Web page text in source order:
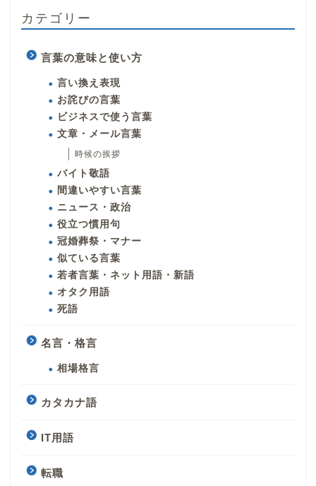
カテゴリー
言葉の意味と使い方
言い換え表現
お詫びの言葉
ビジネスで使う言葉
文章・メール言葉
時候の挨拶
バイト敬語
間違いやすい言葉
ニュース・政治
役立つ慣用句
冠婚葬祭・マナー
似ている言葉
若者言葉・ネット用語・新語
オタク用語
死語
名言・格言
相場格言
カタカナ語
IT用語
転職